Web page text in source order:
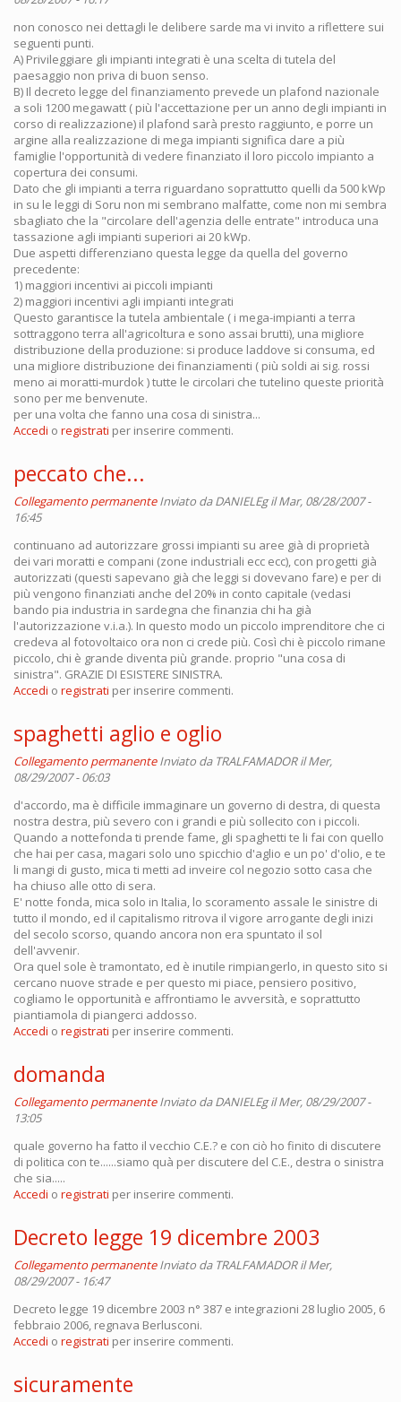
non conosco nei dettagli le delibere sarde ma vi invito a riflettere sui
seguenti punti.
A) Privileggiare gli impianti integrati è una scelta di tutela del
paesaggio non priva di buon senso.
B) Il decreto legge del finanziamento prevede un plafond nazionale
a soli 1200 megawatt ( più l'accettazione per un anno degli impianti in
corso di realizzazione) il plafond sarà presto raggiunto, e porre un
argine alla realizzazione di mega impianti significa dare a più
famiglie l'opportunità di vedere finanziato il loro piccolo impianto a
copertura dei consumi.
Dato che gli impianti a terra riguardano soprattutto quelli da 500 kWp
in su le leggi di Soru non mi sembrano malfatte, come non mi sembra
sbagliato che la "circolare dell'agenzia delle entrate" introduca una
tassazione agli impianti superiori ai 20 kWp.
Due aspetti differenziano questa legge da quella del governo
precedente:
1) maggiori incentivi ai piccoli impianti
2) maggiori incentivi agli impianti integrati
Questo garantisce la tutela ambientale ( i mega-impianti a terra
sottraggono terra all'agricoltura e sono assai brutti), una migliore
distribuzione della produzione: si produce laddove si consuma, ed
una migliore distribuzione dei finanziamenti ( più soldi ai sig. rossi
meno ai moratti-murdok ) tutte le circolari che tutelino queste priorità
sono per me benvenute.
per una volta che fanno una cosa di sinistra...
Accedi o registrati per inserire commenti.
peccato che...
Collegamento permanente Inviato daDANIELEgil Mar, 08/28/2007 -
16:45
continuano ad autorizzare grossi impianti su aree già di proprietà
dei vari moratti e compani (zone industriali ecc ecc), con progetti già
autorizzati (questi sapevano già che leggi si dovevano fare) e per di
più vengono finanziati anche del 20% in conto capitale (vedasi
bando pia industria in sardegna che finanzia chi ha già
l'autorizzazione v.i.a.). In questo modo un piccolo imprenditore che ci
credeva al fotovoltaico ora non ci crede più. Così chi è piccolo rimane
piccolo, chi è grande diventa più grande. proprio "una cosa di
sinistra". GRAZIE DI ESISTERE SINISTRA.
Accedi o registrati per inserire commenti.
spaghetti aglio e oglio
Collegamento permanente Inviato da TRALFAMADORil Mer,
08/29/2007 - 06:03
d'accordo, ma è difficile immaginare un governo di destra, di questa
nostra destra, più severo con i grandi e più sollecito con i piccoli.
Quando a nottefonda ti prende fame, gli spaghetti te li fai con quello
che hai per casa, magari solo uno spicchio d'aglio e un po' d'olio, e te
li mangi di gusto, mica ti metti ad inveire col negozio sotto casa che
ha chiuso alle otto di sera.
E' notte fonda, mica solo in Italia, lo scoramento assale le sinistre di
tutto il mondo, ed il capitalismo ritrova il vigore arrogante degli inizi
del secolo scorso, quando ancora non era spuntato il sol
dell'avvenir.
Ora quel sole è tramontato, ed è inutile rimpiangerlo, in questo sito si
cercano nuove strade e per questo mi piace, pensiero positivo,
cogliamo le opportunità e affrontiamo le avversità, e soprattutto
piantiamola di piangerci addosso.
Accedi o registrati per inserire commenti.
domanda
Collegamento permanente Inviato daDANIELEgil Mer, 08/29/2007 -
13:05
quale governo ha fatto il vecchio C.E.? e con ciò ho finito di discutere
di politica con te......siamo quà per discutere del C.E., destra o sinistra
che sia.....
Accedi o registrati per inserire commenti.
Decreto legge 19 dicembre 2003
Collegamento permanente Inviato da TRALFAMADORil Mer,
08/29/2007 - 16:47
Decreto legge 19 dicembre 2003 n° 387 e integrazioni 28 luglio 2005, 6
febbraio 2006, regnava Berlusconi.
Accedi o registrati per inserire commenti.
sicuramente